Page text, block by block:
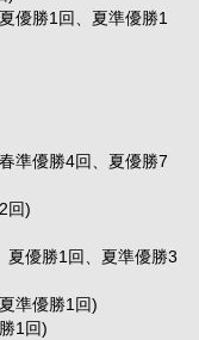
優勝1回、夏準優勝1
準優勝4回、夏優勝7
回)
夏優勝1回、夏準優勝3
準優勝1回)
1回)